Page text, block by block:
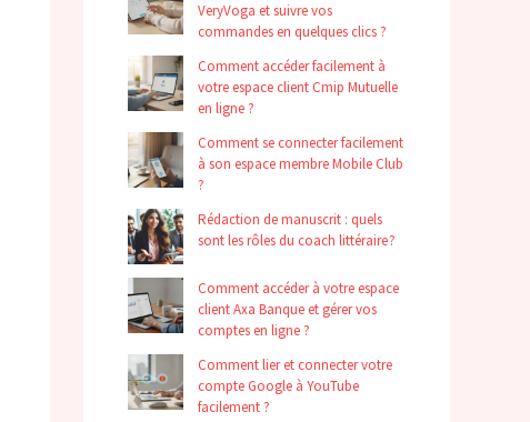
VeryVoga et suivre vos
commandes en quelques clics ?
Comment accéder facilement à
votre espace client Cmip Mutuelle
en ligne ?
Comment se connecter facilement
à son espace membre Mobile Club
?
Rédaction de manuscrit : quels
sont les rôles du coach littéraire ?
Comment accéder à votre espace
client Axa Banque et gérer vos
comptes en ligne ?
Comment lier et connecter votre
compte Google à YouTube
facilement ?